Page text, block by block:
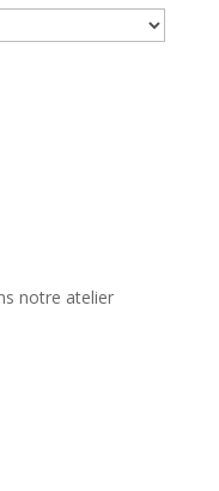
notre atelier